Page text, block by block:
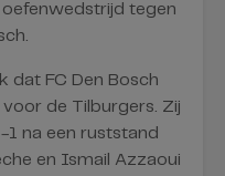
tegen
dat FC Den Bosch
de Tilburgers. Zij
na een ruststand
en Ismail Azzaoui